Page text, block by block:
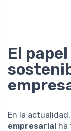
El
En la
empresarial ha